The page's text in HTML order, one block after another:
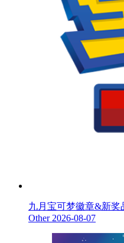
九月宝可梦徽章&新奖
Other 2026-08-07